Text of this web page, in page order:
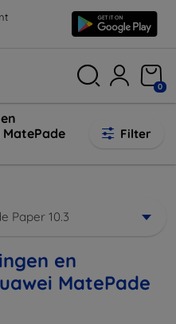
0
Filter
Paper 10.3
en
MatePade